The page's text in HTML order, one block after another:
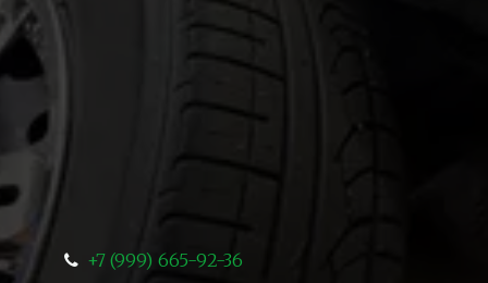
+7 (999) 665-92-36